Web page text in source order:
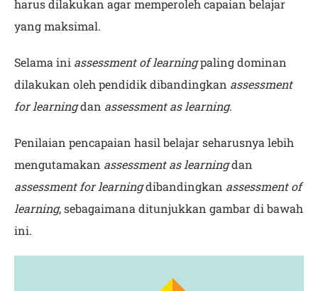
harus dilakukan agar memperoleh capaian belajar
yang maksimal.
Selama ini assessment of learningpaling dominan
dilakukan oleh pendidik dibandingkan assessment
for learningdan assessment as learning.
Penilaian pencapaian hasil belajar seharusnya lebih
mengutamakan assessment as learningdan
assessment for learningdibandingkan assessment of
learning, sebagaimana ditunjukkan gambar di bawah
ini.